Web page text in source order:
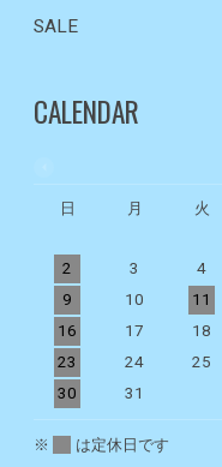
SALE
CALENDAR
日 月 火
2
3 4
9
10 11
16
17 18
23
24 25
30
31
※ は定休日です